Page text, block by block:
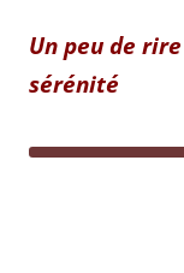
Un peu de
sérénité